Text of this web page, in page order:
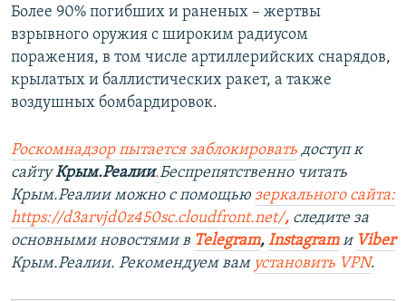
Более 90% погибших и раненых – жертвы
взрывного оружия с широким радиусом
поражения, в том числе артиллерийских снарядов,
крылатых и баллистических ракет, а также
воздушных бомбардировок.
Роскомнадзор пытается заблокировать доступ к
сайтуКрым.Реалии.Беспрепятственно читать
Крым.Реалии можно с помощью зеркального сайта:
https://d3arvjd0z450sc.cloudfront.net/, следите за
основными новостями в Telegram, Instagramи Viber
Крым.Реалии. Рекомендуем вам установить VPN.